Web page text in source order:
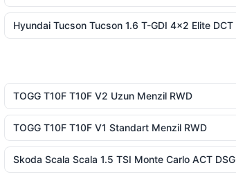
Hyundai Tucson Tucson 1.6 T-GDI 4x2 Elite DCT
TOGG T10F T10F V2 Uzun Menzil RWD
TOGG T10F T10F V1 Standart Menzil RWD
Skoda Scala Scala 1.5 TSI Monte Carlo ACT DSG